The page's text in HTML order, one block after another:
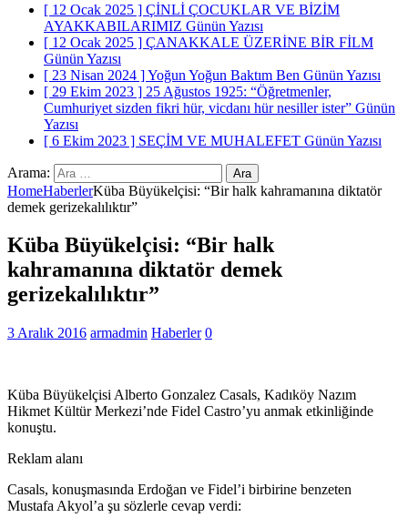
[ 12 Ocak 2025 ] ÇİNLİ ÇOCUKLAR VE BİZİM
AYAKKABILARIMIZ Günün Yazısı
[ 12 Ocak 2025 ] ÇANAKKALE ÜZERİNE BİR FİLM
Günün Yazısı
[ 23 Nisan 2024 ]Yoğun Yoğun Baktım Ben Günün Yazısı
[ 29 Ekim 2023 ] 25 Ağustos 1925: “Öğretmenler,
Cumhuriyet sizden fikri hür, vicdanı hür nesiller ister” Günün
Yazısı
[ 6 Ekim 2023 ] SEÇİM VE MUHALEFET Günün Yazısı
Arama:
HomeHaberlerKüba Büyükelçisi: “Bir halk kahramanına diktatör
demek gerizekalılıktır”
Küba Büyükelçisi: “Bir halk
kahramanına diktatör demek
gerizekalılıktır”
3 Aralık 2016 armadmin Haberler 0
Küba Büyükelçisi Alberto Gonzalez Casals, Kadıköy Nazım
Hikmet Kültür Merkezi’nde Fidel Castro’yu anmak etkinliğinde
konuştu.
Reklam alanı
Casals, konuşmasında Erdoğan ve Fidel’i birbirine benzeten
Mustafa Akyol’a şu sözlerle cevap verdi: